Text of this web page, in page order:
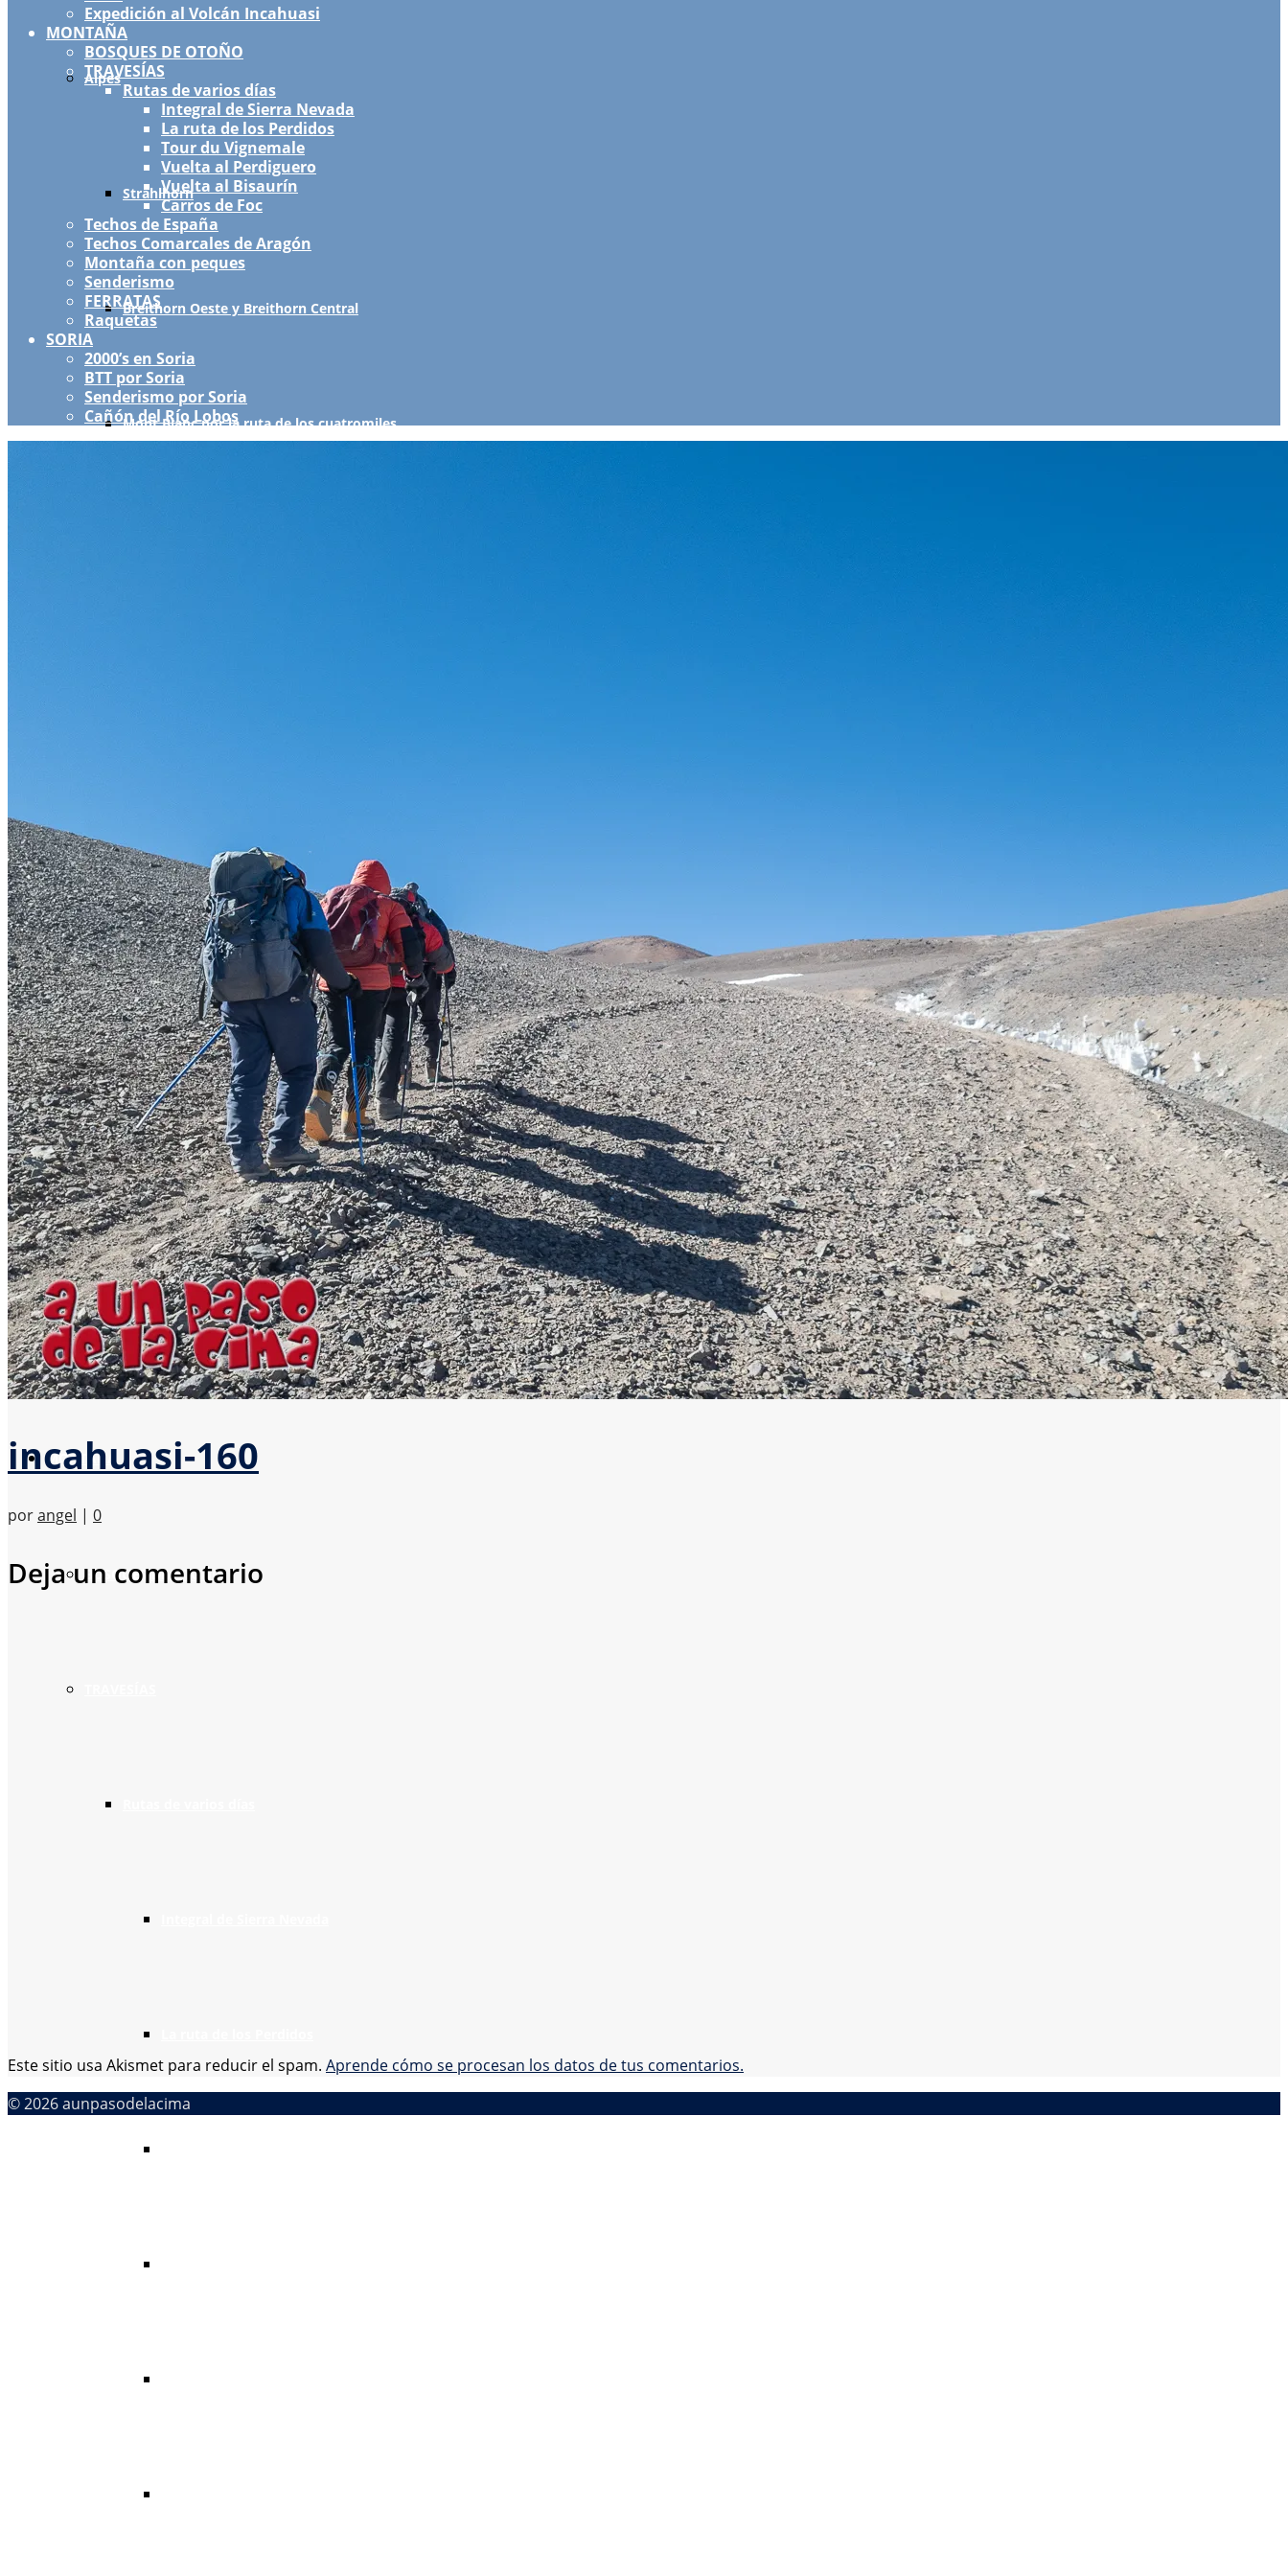
Alpes
Strahlhorn
Breithorn Oeste y Breithorn Central
Mont Blanc por la ruta de los cuatromiles
Aconcagua
Kilimanjaro
Volcán Chimborazo
Chile
Expedición al Volcán Incahuasi
MONTAÑA
BOSQUES DE OTOÑO
Expedición al Volcán Incahuasi
MONTAÑA
BOSQUES DE OTOÑO
TRAVESÍAS
Rutas de varios días
Integral de Sierra Nevada
La ruta de los Perdidos
Tour du Vignemale
Vuelta al Perdiguero
Vuelta al Bisaurín
Carros de Foc
Techos de España
Techos Comarcales de Aragón
Montaña con peques
Senderismo
FERRATAS
Raquetas
SORIA
2000’s en Soria
BTT por Soria
Senderismo por Soria
Cañón del Río Lobos
incahuasi-160
porangel | 0
Deja un comentario
Este sitio usa Akismet para reducir el spam. Aprende cómo se procesan los datos de tus comentarios.
© 2026 aunpasodelacima